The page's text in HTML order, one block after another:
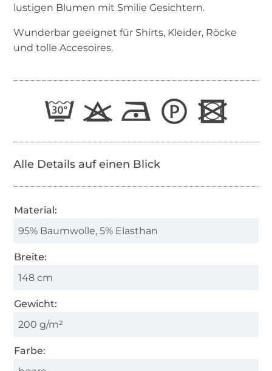
lustigen Blumen mit Smilie Gesichtern.
Wunderbar geeignet für Shirts, Kleider, Röcke
und tolle Accesoires.
Alle Details auf einen Blick
Material:
95% Baumwolle, 5% Elasthan
Breite:
148 cm
Gewicht:
200 g/m²
Farbe: